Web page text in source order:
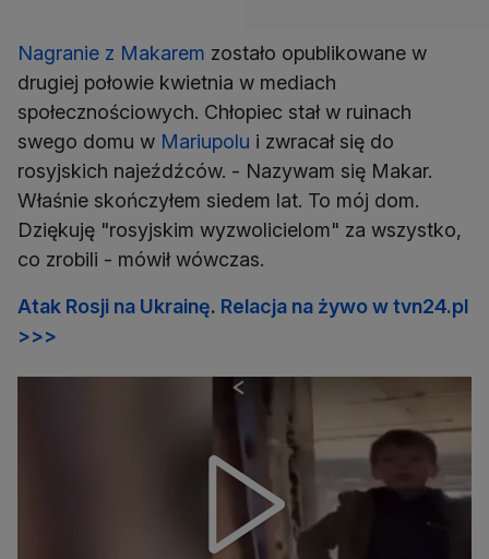
Nagranie z Makarem zostało opublikowane w
drugiej połowie kwietnia w mediach
społecznościowych. Chłopiec stał w ruinach
swego domu w Mariupolu i zwracał się do
rosyjskich najeźdźców. - Nazywam się Makar.
Właśnie skończyłem siedem lat. To mój dom.
Dziękuję "rosyjskim wyzwolicielom" za wszystko,
co zrobili - mówił wówczas.
Atak Rosji na Ukrainę. Relacja na żywo w tvn24.pl
>>>